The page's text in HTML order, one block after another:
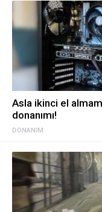
DONANIM
Asla ikinci el
donanımı!